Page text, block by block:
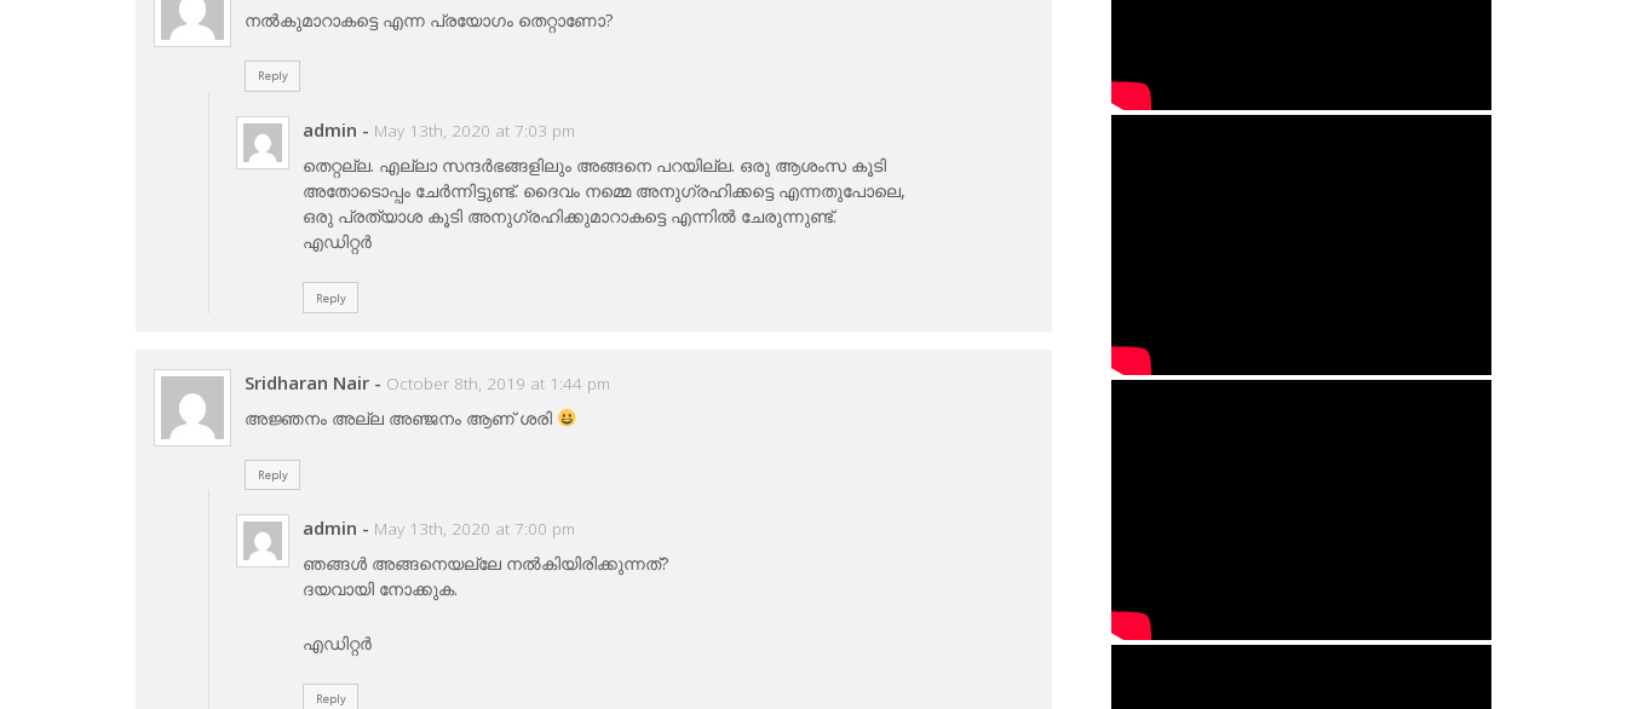
നൽകുമാറാകട്ടെ എന്ന പ്രയോഗം തെറ്റാണോ?
Reply
admin - May 13th, 2020 at 7:03 pm
തെറ്റല്ല. എല്ലാ സന്ദര്‍ഭങ്ങളിലും അങ്ങനെ പറയില്ല. ഒരു ആശംസ കൂടി
അതോടൊപ്പം ചേര്‍ന്നിട്ടുണ്ട്. ദൈവം നമ്മെ അനുഗ്രഹിക്കട്ടെ എന്നതുപോലെ,
ഒരു പ്രത്യാശ കൂടി അനുഗ്രഹിക്കുമാറാകട്ടെ എന്നില്‍ ചേരുന്നുണ്ട്.
എഡിറ്റര്‍
Reply
Sridharan Nair - October 8th, 2019 at 1:44 pm
അജ്ഞനം അല്ല അഞ്ജനം ആണ് ശരി
Reply
admin - May 13th, 2020 at 7:00 pm
ഞങ്ങള്‍ അങ്ങനെയല്ലേ നല്‍കിയിരിക്കുന്നത്?
ദയവായി നോക്കുക.
എഡിറ്റര്‍
Reply